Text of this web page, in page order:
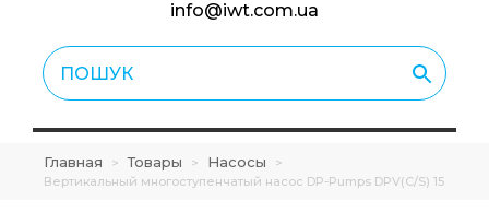
info@iwt.com.ua
Главная > Товары > Насосы
>
Вертикальный многоступенчатый насос DP-Pumps DPV(C/S) 15